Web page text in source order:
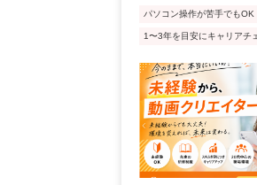
パソコン操作が苦手でもOK
1〜3年を目安にキャリアチ